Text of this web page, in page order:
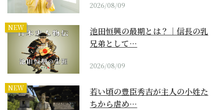
2026/08/09
NEW
池田恒興の最期とは？｜信長の乳
兄弟として…
2026/08/09
NEW
若い頃の豊臣秀吉が主人の小姓た
ちから虐め…